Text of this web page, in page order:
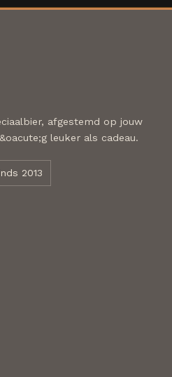
afgestemd op jouw
leuker als cadeau.
2013